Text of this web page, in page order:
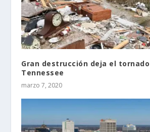
Gran destrucción deja el
Tennessee
marzo 7, 2020